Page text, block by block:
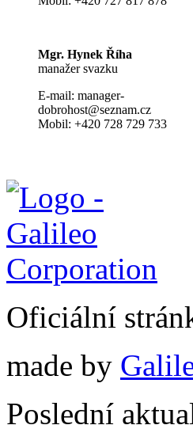
Mgr. Hynek Říha
manažer svazku
E-mail: manager-
dobrohost@seznam.cz
Mobil: +420 728 729 733
Oficiální
made by
Poslední